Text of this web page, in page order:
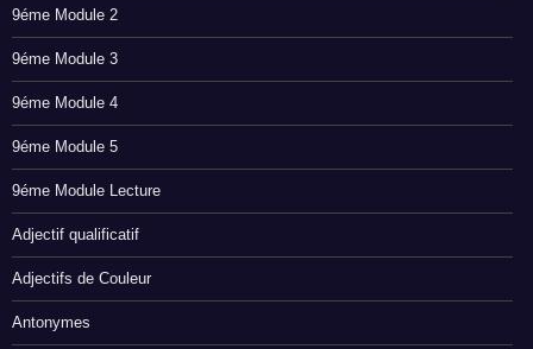
9éme Module 2
9éme Module 3
9éme Module 4
9éme Module 5
9éme Module Lecture
Adjectif qualificatif
Adjectifs de Couleur
Antonymes